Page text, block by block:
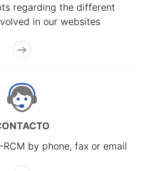
regarding the different
in our websites
by phone, fax or email